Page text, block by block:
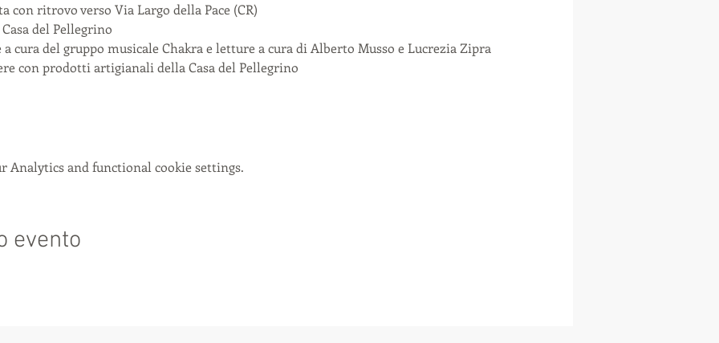
ritrovo verso Via Largo della Pace (CR)
del Pellegrino
cura del gruppo musicale Chakra e letture a cura di Alberto Musso e Lucrezia Zipra
con prodotti artigianali della Casa del Pellegrino
Analytics and functional cookie settings.
evento